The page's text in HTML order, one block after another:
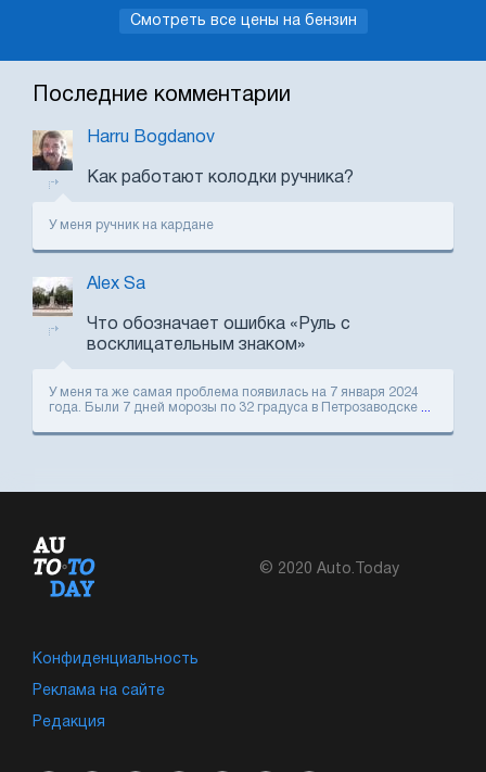
Смотреть все цены на бензин
Последние комментарии
Harru Bogdanov
Как работают колодки ручника?
У меня ручник на кардане
Alex Sa
Что обозначает ошибка «Руль с
восклицательным знаком»
У меня та же самая проблема появилась на 7 января 2024
года. Были 7 дней морозы по 32 градуса в Петрозаводске
© 2020 Auto.Today
Конфиденциальность
Реклама на сайте
Редакция